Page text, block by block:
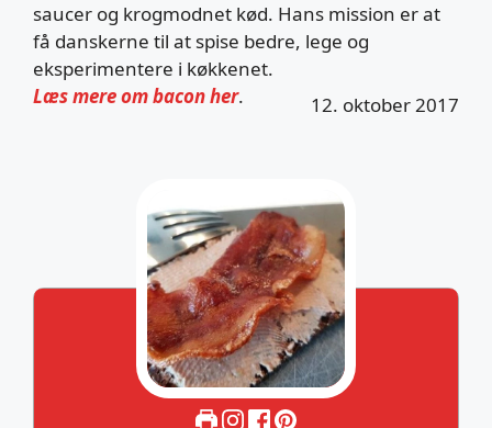
saucer og krogmodnet kød. Hans mission er at
få danskerne til at spise bedre, lege og
eksperimentere i køkkenet.
12. oktober 2017
Læs mere om bacon her.